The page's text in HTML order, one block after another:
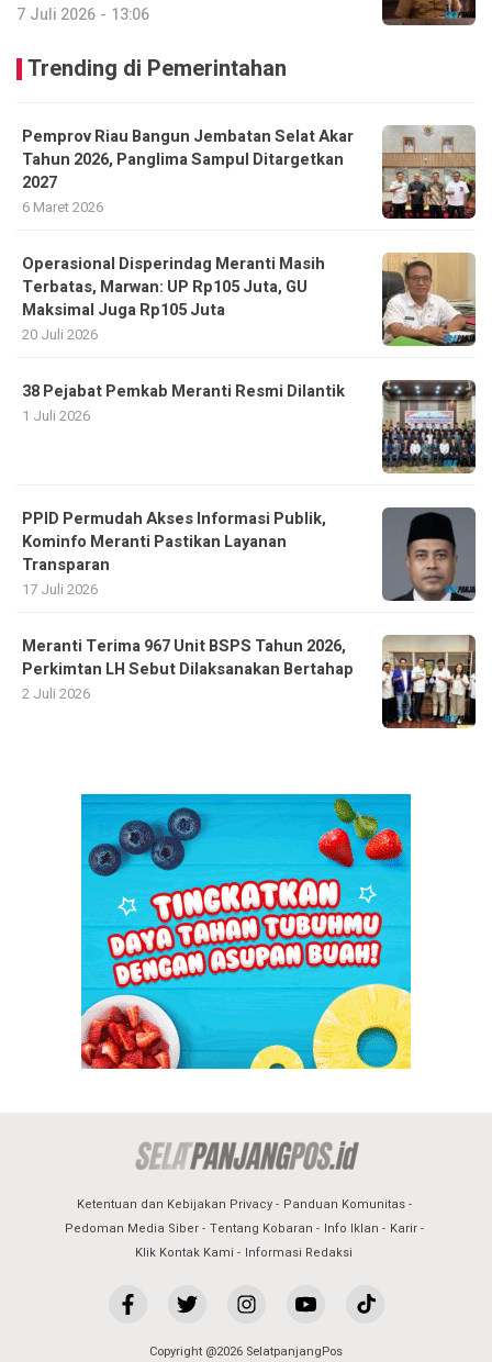
7 Juli 2026 - 13:06
Trending di Pemerintahan
Pemprov Riau Bangun Jembatan Selat Akar
Tahun 2026, Panglima Sampul Ditargetkan
2027
6 Maret 2026
Operasional Disperindag Meranti Masih
Terbatas, Marwan: UP Rp105 Juta, GU
Maksimal Juga Rp105 Juta
20 Juli 2026
38 Pejabat Pemkab Meranti Resmi Dilantik
1 Juli 2026
PPID Permudah Akses Informasi Publik,
Kominfo Meranti Pastikan Layanan
Transparan
17 Juli 2026
Meranti Terima 967 Unit BSPS Tahun 2026,
Perkimtan LH Sebut Dilaksanakan Bertahap
2 Juli 2026
Ketentuan dan Kebijakan Privacy
Panduan Komunitas
Pedoman Media Siber
Tentang Kobaran Info Iklan
Karir
Klik Kontak Kami
Informasi Redaksi
Copyright @2026 SelatpanjangPos